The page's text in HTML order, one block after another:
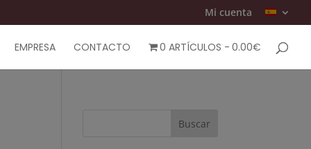
Mi cuenta
EMPRESA CONTACTO 0 ARTÍCULOS 0.00€